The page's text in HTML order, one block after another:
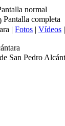
normal
Pantalla completa
| Fotos | Vídeos |
San Pedro